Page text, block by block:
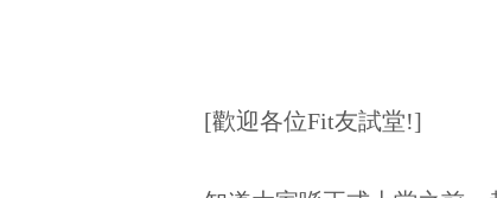
[歡迎各位Fit友試堂!]